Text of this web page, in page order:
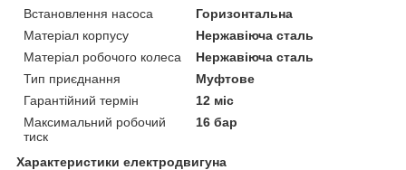
Встановлення насоса
Горизонтальна
Матеріал корпусу
Нержавіюча сталь
Матеріал робочого колеса
Нержавіюча сталь
Тип приєднання
Муфтове
Гарантійний термін
12 міс
Максимальний робочий
тиск
16 бар
Характеристики електродвигуна